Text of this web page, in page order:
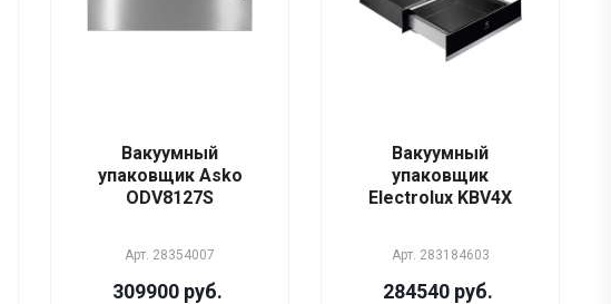
Вакуумный
упаковщик Asko
ODV8127S
Арт. 28354007
309900 руб.
Вакуумный
упаковщик
Electrolux KBV4X
Арт. 283184603
284540 руб.